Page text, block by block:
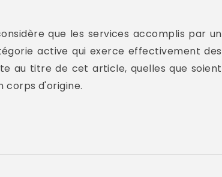
que les services accomplis par un
active qui exerce effectivement des
au titre de cet article, quelles que soient
corps d'origine.